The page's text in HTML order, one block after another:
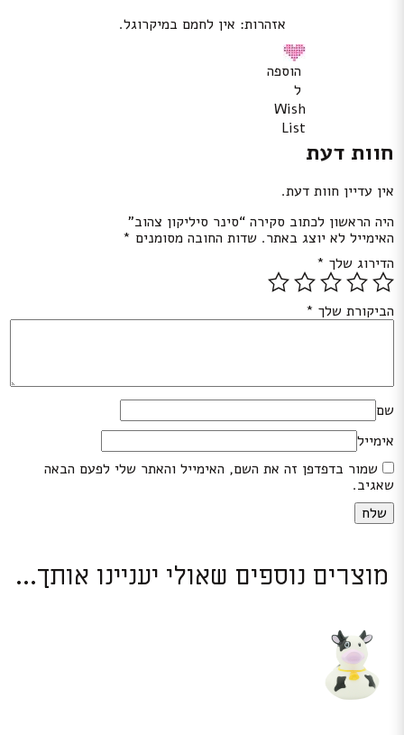
אזהרות: אין לחמם במיקרוגל.
הוספה
ל
Wish
List
חוות דעת
אין עדיין חוות דעת.
היה הראשון לכתוב סקירה “סינר סיליקון צהוב”
האימייל לא יוצג באתר. שדות החובה מסומנים *
הדירוג שלך *
הביקורת שלך *
שם
אימייל
שמור בדפדפן זה את השם, האימייל והאתר שלי לפעם הבאה
שאגיב.
מוצרים נוספים שאולי יעניינו אותך...